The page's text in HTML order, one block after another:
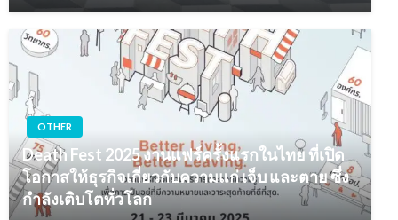
OTHER
Death Fest 2025 งานแฟร์ครั้งแรกในไทย ที่เปิด
โอกาสให้ธุรกิจเกี่ยวกับความแก่ เจ็บ และตาย ซึ่ง
กำลังเติบโตทั่วโลก